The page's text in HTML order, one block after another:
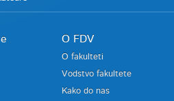
O FDV
O fakulteti
Vodstvo fakultete
Kako do nas